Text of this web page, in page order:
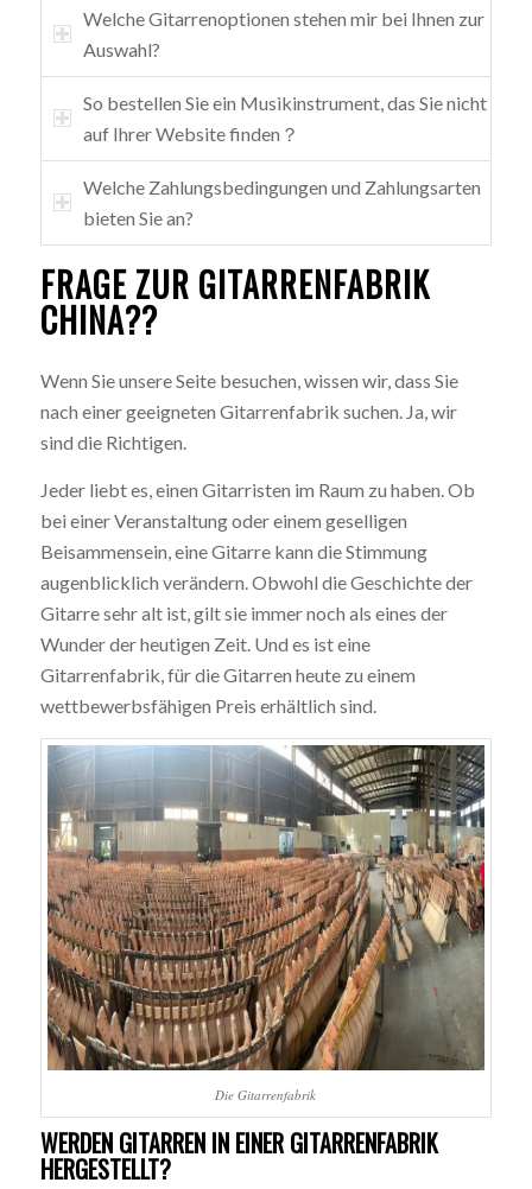
Welche Gitarrenoptionen stehen mir bei Ihnen zur
Auswahl?
So bestellen Sie ein Musikinstrument, das Sie nicht
auf Ihrer Website finden？
Welche Zahlungsbedingungen und Zahlungsarten
bieten Sie an?
FRAGE ZUR GITARRENFABRIK
CHINA??
Wenn Sie unsere Seite besuchen, wissen wir, dass Sie
nach einer geeigneten Gitarrenfabrik suchen. Ja, wir
sind die Richtigen.
Jeder liebt es, einen Gitarristen im Raum zu haben. Ob
bei einer Veranstaltung oder einem geselligen
Beisammensein, eine Gitarre kann die Stimmung
augenblicklich verändern. Obwohl die Geschichte der
Gitarre sehr alt ist, gilt sie immer noch als eines der
Wunder der heutigen Zeit. Und es ist eine
Gitarrenfabrik, für die Gitarren heute zu einem
wettbewerbsfähigen Preis erhältlich sind.
Die Gitarrenfabrik
WERDEN GITARREN IN EINER GITARRENFABRIK
HERGESTELLT?